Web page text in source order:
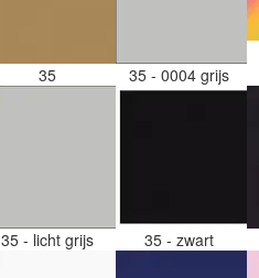
35 35 - 0004 grijs
35 - licht grijs 35 - zwart